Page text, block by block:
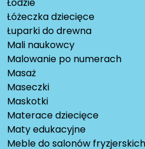
Łóżeczka dziecięce
Łuparki do drewna
Mali naukowcy
Malowanie po numerach
Masaż
Maseczki
Maskotki
Materace dziecięce
Maty edukacyjne
Meble do salonów